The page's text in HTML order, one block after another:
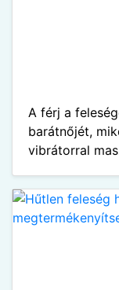
A férj a
barátnőjét,
vibrátorral